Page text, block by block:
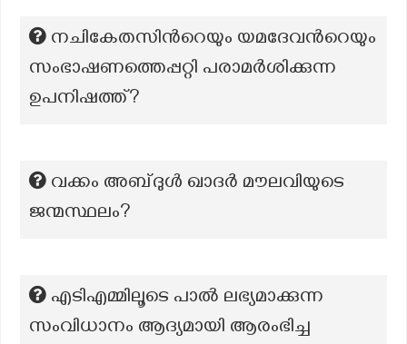
നചികേതസിന്‍റെയും യമദേവന്‍റെയും
സംഭാഷണത്തെപ്പറ്റി പരാമർശിക്കുന്ന
ഉപനിഷത്ത്?
വക്കം അബ്ദുൾ ഖാദർ മൗലവിയുടെ
ജന്മസ്ഥലം?
എടിഎമ്മിലൂടെ പാൽ ലഭ്യമാക്കുന്ന
സംവിധാനം ആദ്യമായി ആരംഭിച്ച